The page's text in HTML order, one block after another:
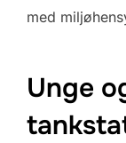
med
Unge